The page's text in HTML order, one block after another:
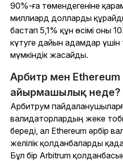
90%-ға төмендегеніне
миллиард долларды
бастап 5,1% құн өсімі оны
күтуге дайын адамдар
мүмкіндік жасайды.
Арбитр мен
айырмашылық неде?
Арбитрум
валидаторлардың жеке
береді, ал Ethereum әрбір
желілік қолданбаларды
Бұл бір Arbitrum